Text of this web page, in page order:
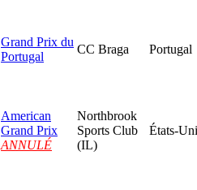
Grand Prix du
Portugal
CC Braga Portugal
American
Grand Prix
ANNULÉ
Northbrook
Sports Club
(IL)
États-